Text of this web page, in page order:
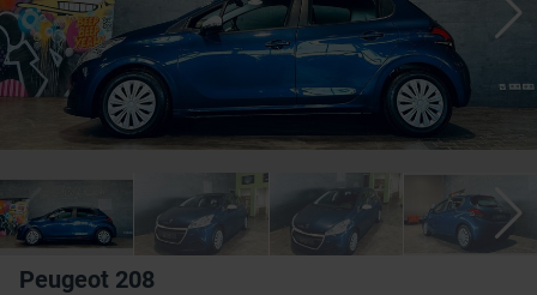
Peugeot 208